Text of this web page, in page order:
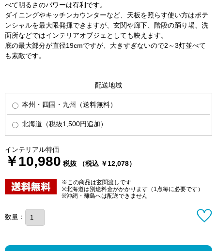
べて明るさのパワーは有利です。
ダイニングやキッチンカウンターなど、天板を照らす使い方はポテ
ンシャルを最大限発揮できますが、玄関や廊下、階段の踊り場、洗
面所などではインテリアオブジェとしても映えます。
底の最大部分が直径19cmですが、大きすぎないので2～3灯並べて
も素敵です。
配送地域
本州・四国・九州（送料無料）
北海道（税抜1,500円追加）
インテリアル特価
￥10,980 税抜 （税込 ￥12,078）
※この商品は玄関渡しです
※北海道は別途料金がかかります（1点毎に必要です）
※沖縄・離島へは配送できません
数量：